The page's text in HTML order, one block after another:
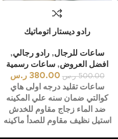
رادو ديستار اتوماتيك
ساعات للرجال, رادو رجالي,
افضل العروض, ساعات رسمية
500.00 ر.س 380.00 ر.س
ساعات تقليد درجه اولى هاي
كوالتي ضمان سنه علي المكينه
ضد الماء زجاج مقاوم للخدش
استيل نظيف مقاوم للصدأ ماكينه